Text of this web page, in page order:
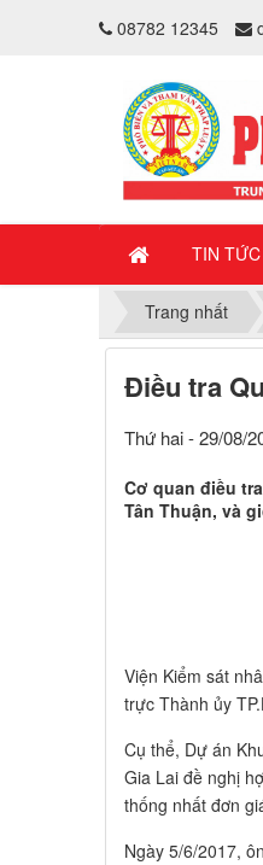
08782 12345
TIN TỨC
Trang nhất
Điều tra
Thứ hai - 29/08/
Cơ quan điều
Tân Thuận, và
Viện Kiểm sát
trực Thành ủy
Cụ thể, Dự án
Gia Lai đề nghị
thống nhất đơn
Ngày 5/6/2017,